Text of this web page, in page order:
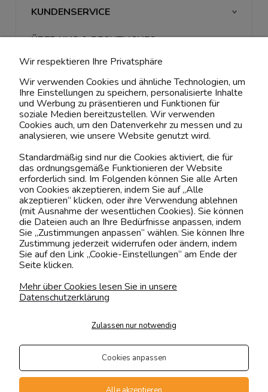
Kontaktiere uns!
0151 12200811
shop@yourhouse24.eu
Mo. - Fr. 07:00-15:00
KUNDENSERVICE
ÜBER UNS & RECHTLICHES
MEIN ACCOUNT
BELIEBTE KATEGORIEN
Transportarten
Der Versand erfolgt per
private Spedition
Geprüfte Präsenz
Wir respektieren Ihre Privatsphäre
Wir verwenden Cookies und ähnliche Technologien, um
Ihre Einstellungen zu speichern, personalisierte Inhalte
und Werbung zu präsentieren und Funktionen für
soziale Medien bereitzustellen. Wir verwenden
Cookies auch, um den Datenverkehr zu messen und zu
analysieren, wie unsere Website genutzt wird.
Standardmäßig sind nur die Cookies aktiviert, die für
das ordnungsgemäße Funktionieren der Website
erforderlich sind. Im Folgenden können Sie alle Arten
von Cookies akzeptieren, indem Sie auf „Alle
akzeptieren“ klicken, oder ihre Verwendung ablehnen
(mit Ausnahme der wesentlichen Cookies). Sie können
die Dateien auch an Ihre Bedürfnisse anpassen, indem
Sie „Zustimmungen anpassen“ wählen. Sie können Ihre
Zustimmung jederzeit widerrufen oder ändern, indem
Sie auf den Link „Cookie-Einstellungen“ am Ende der
Seite klicken.
Mehr über Cookies lesen Sie in unsere
Datenschutzerklärung
Zulassen nur notwendig
Cookies anpassen